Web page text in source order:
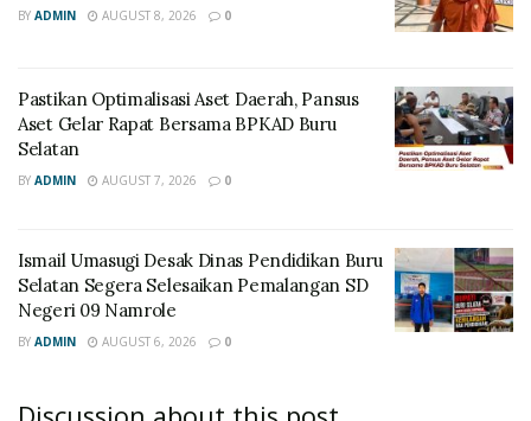
BY ADMIN AUGUST 8, 2026 0
Pastikan Optimalisasi Aset Daerah, Pansus
Aset Gelar Rapat Bersama BPKAD Buru
Selatan
BY ADMIN AUGUST 7, 2026 0
Ismail Umasugi Desak Dinas Pendidikan Buru
Selatan Segera Selesaikan Pemalangan SD
Negeri 09 Namrole
BY ADMIN AUGUST 6, 2026 0